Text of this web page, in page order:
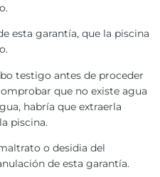
esta garantía, que la piscina
testigo antes de proceder
que no existe agua
habría que extraerla
piscina.
o desidia del
de esta garantía.